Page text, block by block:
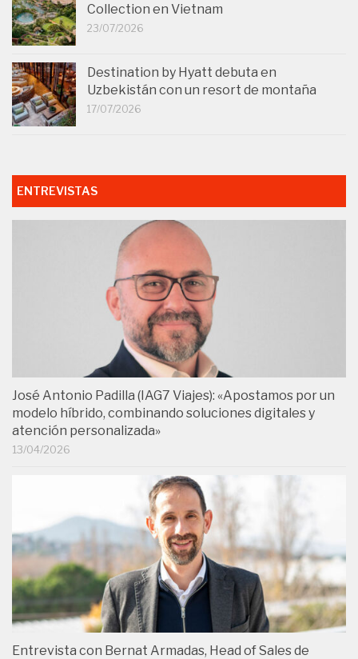
Collection en Vietnam
23/07/2026
Destination by Hyatt debuta en
Uzbekistán con un resort de montaña
17/07/2026
ENTREVISTAS
José Antonio Padilla (IAG7 Viajes): «Apostamos por un
modelo híbrido, combinando soluciones digitales y
atención personalizada»
13/04/2026
Entrevista con Bernat Armadas, Head of Sales de